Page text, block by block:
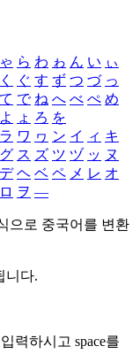
ゃ ら わ ゎ ん い ぃ
く ぐ す ず つ づ っ
て で ね へ べ ぺ め
よ ょ ろ を
ラ ワ ヮ ン イ ィ キ
グ ス ズ ツ ヅ ッ ヌ
デ ヘ ベ ペ メ レ オ
ロ ヲ ―
으로 중국어를 변환
니다.
력하시고 space를